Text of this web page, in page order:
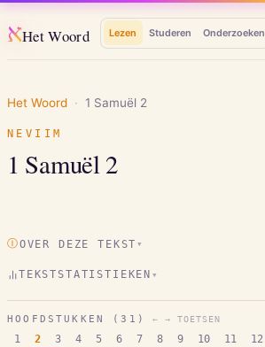
אHet Woord Lezen Studeren Onderzoeken
Het Woord · 1 Samuël 2
NEVIIM
1 Samuël2
ⒾOVER DEZE TEKST ▾
TEKSTSTATISTIEKEN ▾
HOOFDSTUKKEN (31 ) ← → TOETSEN
1 2 3 4 5 6 7 8 9 10 11 12